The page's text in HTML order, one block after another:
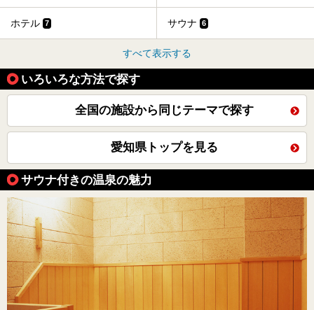
ホテル 7 サウナ 6
すべて表示する
いろいろな方法で探す
全国の施設から同じテーマで探す
愛知県トップを見る
サウナ付きの温泉の魅力